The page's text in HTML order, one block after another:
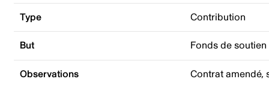
Type Contribution
But Fonds de soutien
Observations Contrat amendé,